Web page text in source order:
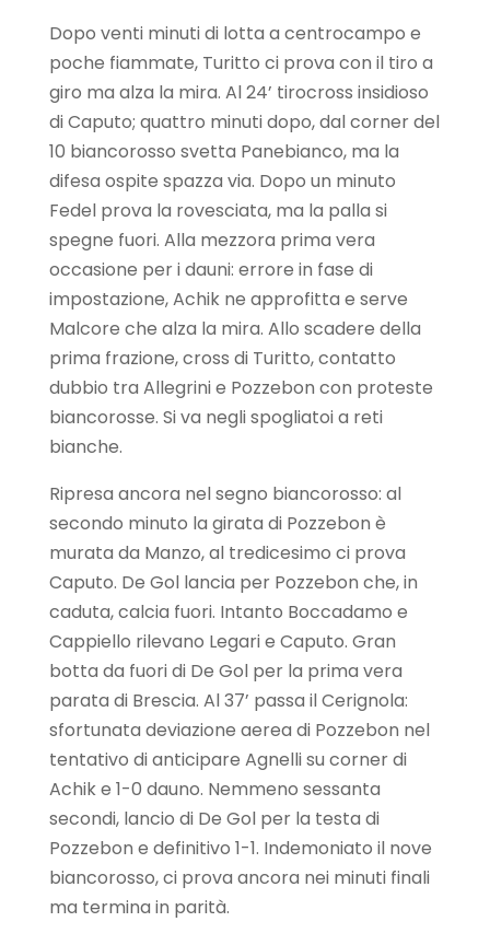
Dopo venti minuti di lotta a centrocampo e
poche fiammate, Turitto ci prova con il tiro a
giro ma alza la mira. Al 24’ tirocross insidioso
di Caputo; quattro minuti dopo, dal corner del
10 biancorosso svetta Panebianco, ma la
difesa ospite spazza via. Dopo un minuto
Fedel prova la rovesciata, ma la palla si
spegne fuori. Alla mezzora prima vera
occasione per i dauni: errore in fase di
impostazione, Achik ne approfitta e serve
Malcore che alza la mira. Allo scadere della
prima frazione, cross di Turitto, contatto
dubbio tra Allegrini e Pozzebon con proteste
biancorosse. Si va negli spogliatoi a reti
bianche.
Ripresa ancora nel segno biancorosso: al
secondo minuto la girata di Pozzebon è
murata da Manzo, al tredicesimo ci prova
Caputo. De Gol lancia per Pozzebon che, in
caduta, calcia fuori. Intanto Boccadamo e
Cappiello rilevano Legari e Caputo. Gran
botta da fuori di De Gol per la prima vera
parata di Brescia. Al 37’ passa il Cerignola:
sfortunata deviazione aerea di Pozzebon nel
tentativo di anticipare Agnelli su corner di
Achik e 1-0 dauno. Nemmeno sessanta
secondi, lancio di De Gol per la testa di
Pozzebon e definitivo 1-1. Indemoniato il nove
biancorosso, ci prova ancora nei minuti finali
ma termina in parità.